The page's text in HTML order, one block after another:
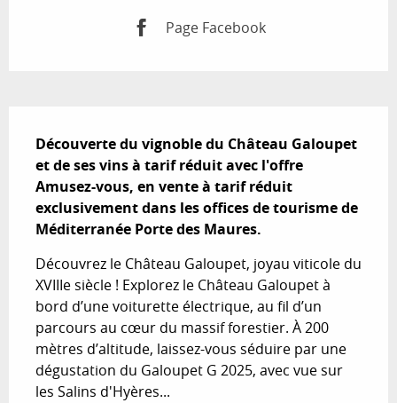
Page Facebook
Découverte du vignoble du Château Galoupet
et de ses vins à tarif réduit avec l'offre
Amusez-vous, en vente à tarif réduit
exclusivement dans les offices de tourisme de
Méditerranée Porte des Maures.
Découvrez le Château Galoupet, joyau viticole du
XVIIIe siècle ! Explorez le Château Galoupet à
bord d’une voiturette électrique, au fil d’un
parcours au cœur du massif forestier. À 200
mètres d’altitude, laissez-vous séduire par une
dégustation du Galoupet G 2025, avec vue sur
les Salins d'Hyères...